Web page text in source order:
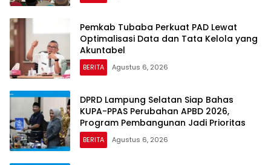
Pemkab Tubaba Perkuat PAD Lewat
Optimalisasi Data dan Tata Kelola yang
Akuntabel
BERITA Agustus 6, 2026
DPRD Lampung Selatan Siap Bahas
KUPA-PPAS Perubahan APBD 2026,
Program Pembangunan Jadi Prioritas
BERITA Agustus 6, 2026